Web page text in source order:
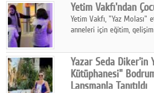
Facebook
Diziler
Karikatür
Youtube
Yetim Vakfı'ndan
Yetim Vakfı, "Yaz
anneleri için eğitim,
Yazar Seda Diker'in
Kütüphanesi"
Lansmanla Tanıtıldı